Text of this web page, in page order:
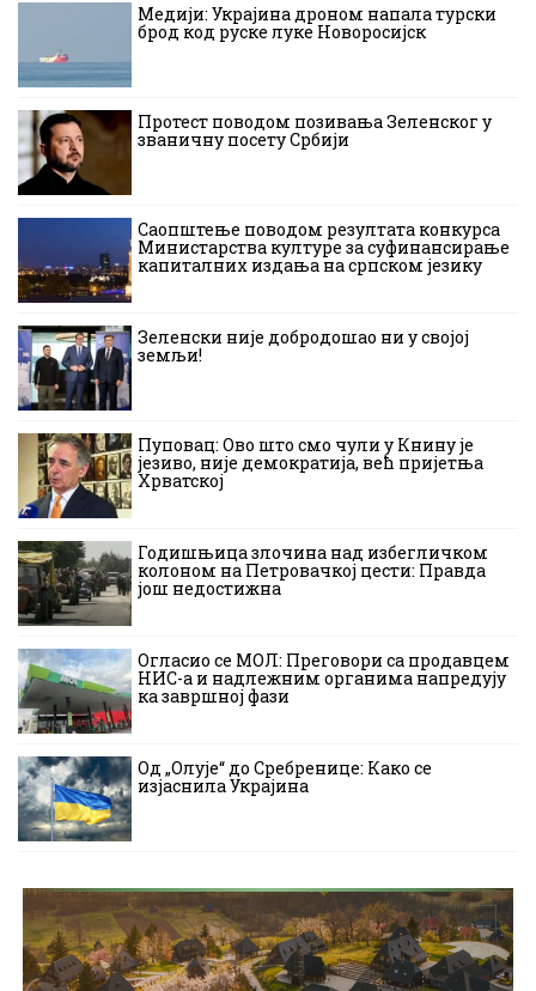
Медији: Украјина дроном напала турски
брод код руске луке Новоросијск
Протест поводом позивања Зеленског у
званичну посету Србији
Саопштење поводом резултата конкурса
Министарства културе за суфинансирање
капиталних издања на српском језику
Зеленски није добродошао ни у својој
земљи!
Пуповац: Ово што смо чули у Книну је
језиво, није демократија, већ пријетња
Хрватској
Годишњица злочина над избегличком
колоном на Петровачкој цести: Правда
још недостижна
Огласио се МОЛ: Преговори са продавцем
НИС-а и надлежним органима напредују
ка завршној фази
Од „Олује“ до Сребренице: Како се
изјаснила Украјина